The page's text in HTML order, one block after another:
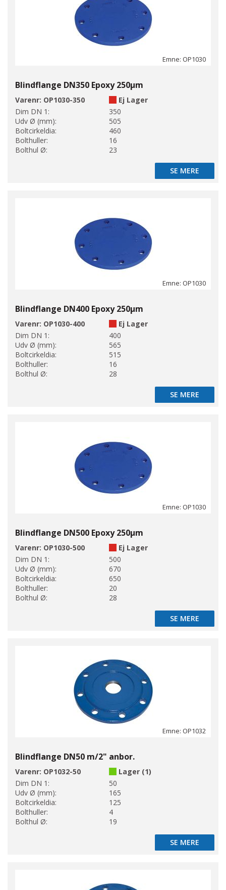
Emne: OP1030
Blindflange DN350 Epoxy 250µm
Varenr: OP1030-350
Ej Lager
Dim DN 1:
350
Udv Ø (mm):
505
Boltcirkeldia:
460
Bolthuller:
16
Bolthul Ø:
23
SE MERE
SE MERE
Emne: OP1030
Blindflange DN400 Epoxy 250µm
Varenr: OP1030-400
Ej Lager
Dim DN 1:
400
Udv Ø (mm):
565
Boltcirkeldia:
515
Bolthuller:
16
Bolthul Ø:
28
SE MERE
SE MERE
Emne: OP1030
Blindflange DN500 Epoxy 250µm
Varenr: OP1030-500
Ej Lager
Dim DN 1:
500
Udv Ø (mm):
670
Boltcirkeldia:
650
Bolthuller:
20
Bolthul Ø:
28
SE MERE
SE MERE
Emne: OP1032
Blindflange DN50 m/2" anbor.
Varenr: OP1032-50
Lager (1)
Dim DN 1:
50
Udv Ø (mm):
165
Boltcirkeldia:
125
Bolthuller:
4
Bolthul Ø:
19
SE MERE
SE MERE